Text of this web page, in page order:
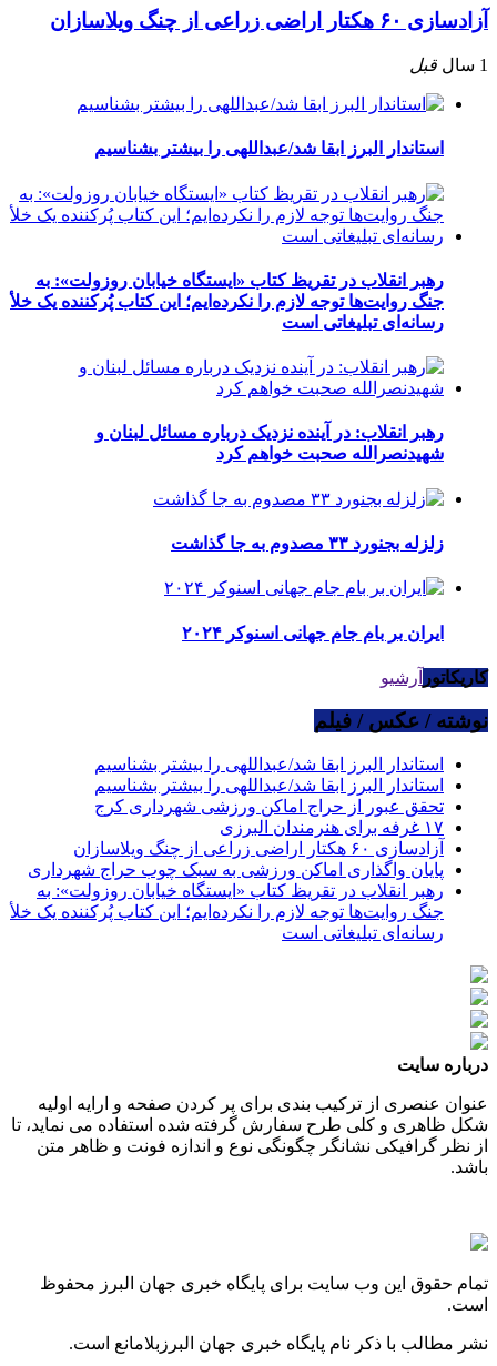
آزادسازی ۶۰ هکتار اراضی زراعی از چنگ ویلاسازان
1 سال قبل
استاندار البرز ابقا شد/عبداللهی را بیشتر بشناسیم
رهبر انقلاب در تقریظ کتاب «ایستگاه خیابان روزولت»: به
جنگ روایت‌ها توجه لازم را نکرده‌ایم؛ این کتاب پُرکننده‌ یک خلأ
رسانه‌ای تبلیغاتی است
رهبر انقلاب: در آینده نزدیک درباره مسائل لبنان و
شهیدنصرالله صحبت خواهم کرد
زلزله بجنورد ۳۳ مصدوم به جا گذاشت
ایران بر بام جام جهانی اسنوکر ۲۰۲۴
کاریکاتور آرشیو
نوشته / عکس / فیلم
استاندار البرز ابقا شد/عبداللهی را بیشتر بشناسیم
استاندار البرز ابقا شد/عبداللهی را بیشتر بشناسیم
تحقق عبور از حراج اماکن ورزشی شهرداری کرج
۱۷ غرفه برای هنرمندان البرزی
آزادسازی ۶۰ هکتار اراضی زراعی از چنگ ویلاسازان
پایان واگذاری اماکن ورزشی به سبک چوب حراج شهرداری
رهبر انقلاب در تقریظ کتاب «ایستگاه خیابان روزولت»: به
جنگ روایت‌ها توجه لازم را نکرده‌ایم؛ این کتاب پُرکننده‌ یک خلأ
رسانه‌ای تبلیغاتی است
درباره سایت
عنوان عنصری از ترکیب بندی برای پر کردن صفحه و ارایه اولیه
شکل ظاهری و کلی طرح سفارش گرفته شده استفاده می نماید، تا
از نظر گرافیکی نشانگر چگونگی نوع و اندازه فونت و ظاهر متن
باشد.
تمام حقوق این وب سایت برای پایگاه خبری جهان البرز محفوظ
است.
نشر مطالب با ذکر نام پایگاه خبری جهان البرزبلامانع است.